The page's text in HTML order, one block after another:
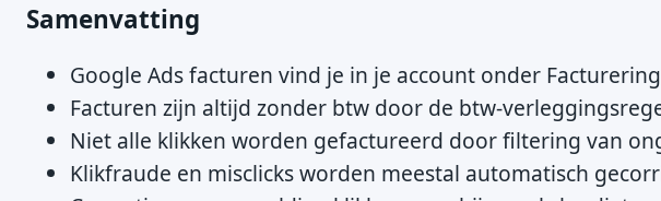
Samenvatting
Google Ads facturen vind je in je account onder
Facturen zijn altijd zonder btw door de btw-
Niet alle klikken worden gefactureerd door filtering van
Klikfraude en misclicks worden meestal automatisch